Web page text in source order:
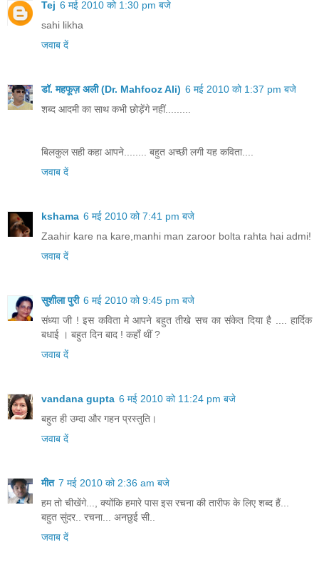
Tej 6 मई 2010 को 1:30 pm बजे
sahi likha
जवाब दें
डॉ. महफूज़ अली (Dr. Mahfooz Ali) 6 मई 2010 को 1:37 pm बजे
शब्द आदमी का साथ कभी छोड़ेंगे नहीं.........
बिलकुल सही कहा आपने........ बहुत अच्छी लगी यह कविता....
जवाब दें
kshama 6 मई 2010 को 7:41 pm बजे
Zaahir kare na kare,manhi man zaroor bolta rahta hai admi!
जवाब दें
सुशीला पुरी 6 मई 2010 को 9:45 pm बजे
संध्या जी ! इस कविता मे आपने बहुत तीखे सच का संकेत दिया है .... हार्दिक
बधाई । बहुत दिन बाद ! कहाँ थीं ?
जवाब दें
vandana gupta 6 मई 2010 को 11:24 pm बजे
बहुत ही उम्दा और गहन प्रस्तुति।
जवाब दें
मीत 7 मई 2010 को 2:36 am बजे
हम तो चीखेंगे..., क्योंकि हमारे पास इस रचना की तारीफ के लिए शब्द हैं...
बहुत सुंदर.. रचना... अनछुई सी..
जवाब दें